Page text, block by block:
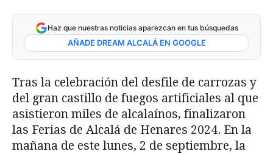
Haz que nuestras noticias aparezcan en tus búsquedas
AÑADE DREAM ALCALÁ EN GOOGLE
Tras la celebración del desfile de carrozas y
del gran castillo de fuegos artificiales al que
asistieron miles de alcalaínos, finalizaron
las Ferias de Alcalá de Henares 2024. En la
mañana de este lunes, 2 de septiembre, la